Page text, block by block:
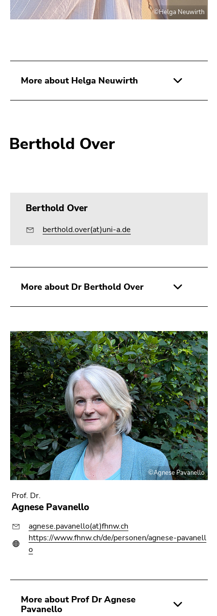
©Helga Neuwirth
More about Helga Neuwirth
Berthold Over
Berthold Over
berthold.over(at)uni-a.de
More about Dr Berthold Over
©Agnese Pavanello
Prof. Dr.
Agnese Pavanello
agnese.pavanello(at)fhnw.ch
https://www.fhnw.ch/de/personen/agnese-pavanell
o
More about Prof Dr Agnese
Pavanello